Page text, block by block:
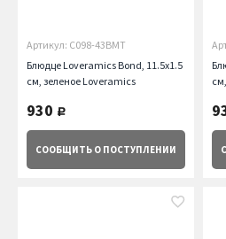
Артикул: C098-43BMT
Блюдце Loveramics Bond, 11.5х1.5
см, зеленое Loveramics
930 руб.
СООБЩИТЬ О ПОСТУПЛЕНИИ